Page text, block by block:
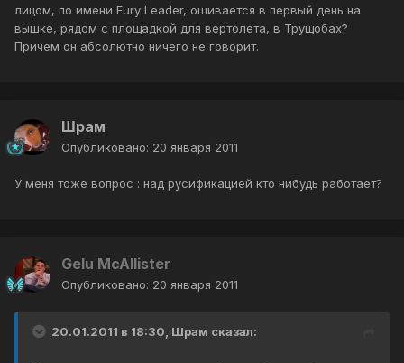
лицом, по имени Fury Leader, ошивается в первый день на
вышке, рядом с площадкой для вертолета, в Трущобах?
Причем он абсолютно ничего не говорит.
Шрам
Опубликовано: 20 января 2011
У меня тоже вопрос : над русификацией кто нибудь работает?
Gelu McAllister
Опубликовано: 20 января 2011
20.01.2011 в 18:30, Шрам сказал: